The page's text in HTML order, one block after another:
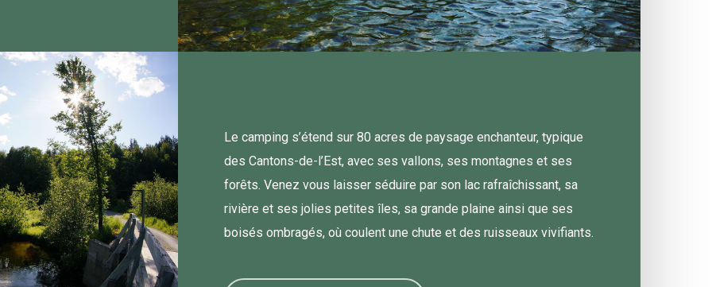
Le camping s’étend sur 80 acres de paysage enchanteur, typique
des Cantons-de-l’Est, avec ses vallons, ses montagnes et ses
forêts. Venez vous laisser séduire par son lac rafraîchissant, sa
rivière et ses jolies petites îles, sa grande plaine ainsi que ses
boisés ombragés, où coulent une chute et des ruisseaux vivifiants.